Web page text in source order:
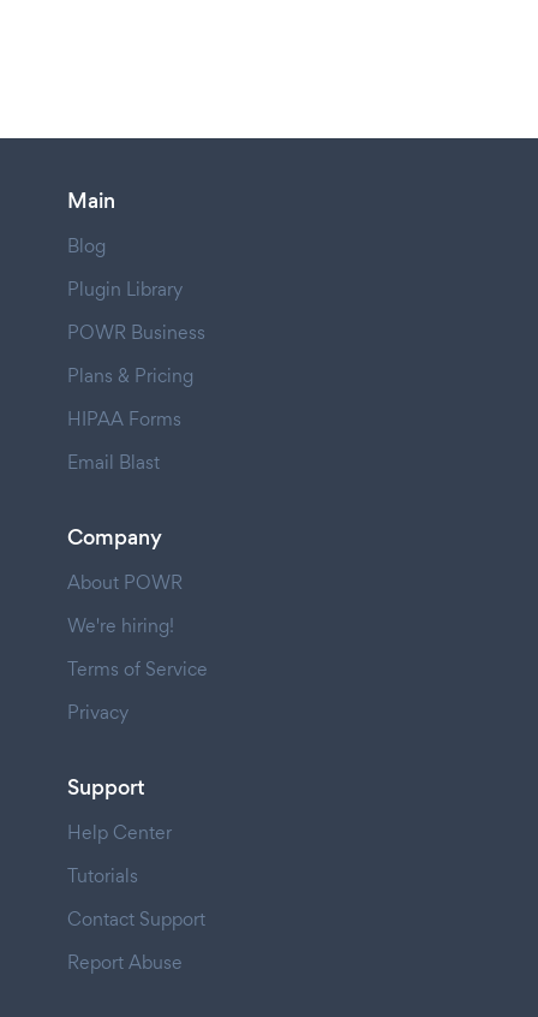
Main
Blog
Plugin Library
POWR Business
Plans & Pricing
HIPAA Forms
Email Blast
Company
About POWR
We're hiring!
Terms of Service
Privacy
Support
Help Center
Tutorials
Contact Support
Report Abuse